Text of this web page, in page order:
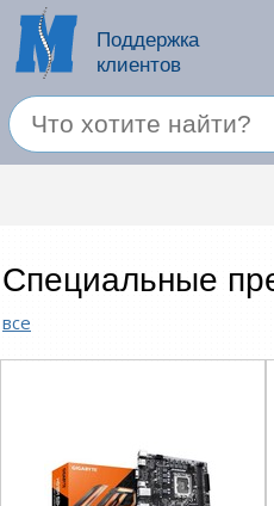
Поддержка
клиентов
Товары для офиса
Специальные
все